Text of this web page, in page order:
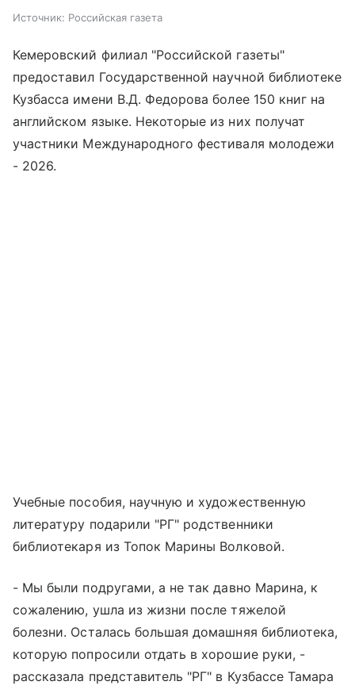
Источник: Российская газета
Кемеровский филиал "Российской газеты"
предоставил Государственной научной библиотеке
Кузбасса имени В.Д. Федорова более 150 книг на
английском языке. Некоторые из них получат
участники Международного фестиваля молодежи
- 2026.
Учебные пособия, научную и художественную
литературу подарили "РГ" родственники
библиотекаря из Топок Марины Волковой.
- Мы были подругами, а не так давно Марина, к
сожалению, ушла из жизни после тяжелой
болезни. Осталась большая домашняя библиотека,
которую попросили отдать в хорошие руки, -
рассказала представитель "РГ" в Кузбассе Тамара